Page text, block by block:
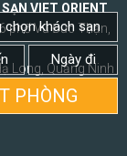
VIET ORIENT
phố Vũ Đức Thận,
Long, Quảng Ninh
chọn khách sạn
Ngày đi
PHÒNG